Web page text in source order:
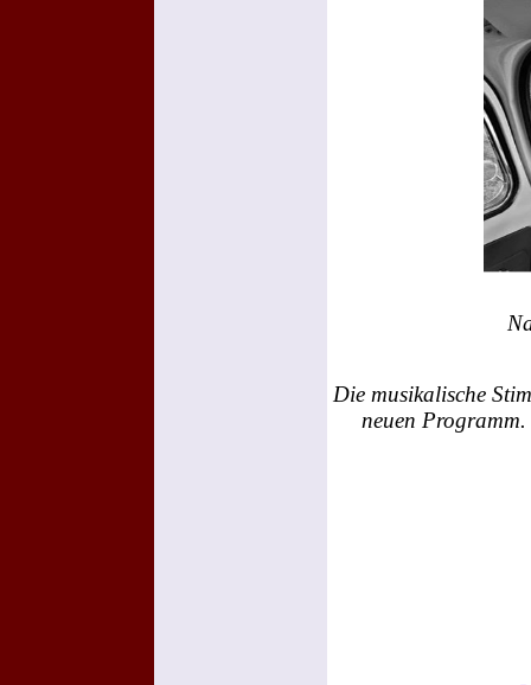
Die musikalische
neuen